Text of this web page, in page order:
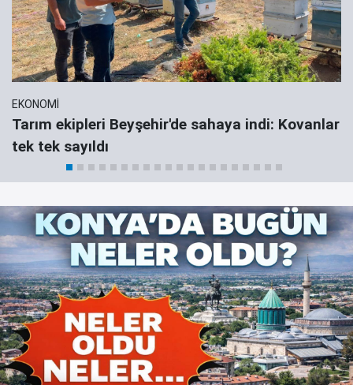
EKONOMİ
Tarım ekipleri Beyşehir'de sahaya indi: Kovanlar
tek tek sayıldı